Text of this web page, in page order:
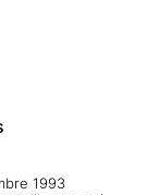
1993